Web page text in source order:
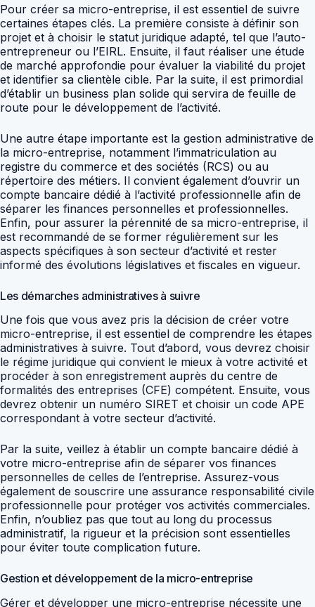
Pour créer sa micro-entreprise, il est essentiel de suivre
certaines étapes clés. La première consiste à définir son
projet et à choisir le statut juridique adapté, tel que l’auto-
entrepreneur ou l’EIRL. Ensuite, il faut réaliser une étude
de marché approfondie pour évaluer la viabilité du projet
et identifier sa clientèle cible. Par la suite, il est primordial
d’établir un business plan solide qui servira de feuille de
route pour le développement de l’activité.
Une autre étape importante est la gestion administrative de
la micro-entreprise, notamment l’immatriculation au
registre du commerce et des sociétés (RCS) ou au
répertoire des métiers. Il convient également d’ouvrir un
compte bancaire dédié à l’activité professionnelle afin de
séparer les finances personnelles et professionnelles.
Enfin, pour assurer la pérennité de sa micro-entreprise, il
est recommandé de se former régulièrement sur les
aspects spécifiques à son secteur d’activité et rester
informé des évolutions législatives et fiscales en vigueur.
Les démarches administratives à suivre
Une fois que vous avez pris la décision de créer votre
micro-entreprise, il est essentiel de comprendre les étapes
administratives à suivre. Tout d’abord, vous devrez choisir
le régime juridique qui convient le mieux à votre activité et
procéder à son enregistrement auprès du centre de
formalités des entreprises (CFE) compétent. Ensuite, vous
devrez obtenir un numéro SIRET et choisir un code APE
correspondant à votre secteur d’activité.
Par la suite, veillez à établir un compte bancaire dédié à
votre micro-entreprise afin de séparer vos finances
personnelles de celles de l’entreprise. Assurez-vous
également de souscrire une assurance responsabilité civile
professionnelle pour protéger vos activités commerciales.
Enfin, n’oubliez pas que tout au long du processus
administratif, la rigueur et la précision sont essentielles
pour éviter toute complication future.
Gestion et développement de la micro-entreprise
Gérer et développer une micro-entreprise nécessite une